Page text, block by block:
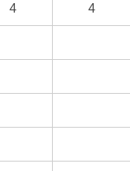
4 4